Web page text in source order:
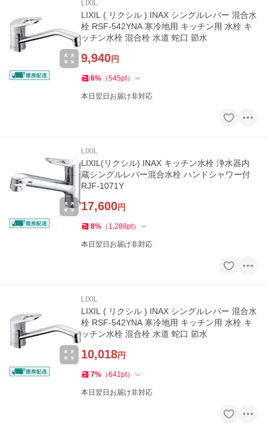
LIXIL
LIXIL ( リクシル ) INAX シングルレバー 混合水
栓 RSF-542YNA 寒冷地用 キッチン用 水栓 キ
ッチン水栓 混合栓 水道 蛇口 節水
9,940円
6% （545pt）
本日翌日お届け非対応
LIXIL
LIXIL(リクシル) INAX キッチン水栓 浄水器内
蔵シングルレバー混合水栓 ハンドシャワー付
RJF-1071Y
17,600円
8% （ 1,288pt）
本日翌日お届け非対応
LIXIL
LIXIL ( リクシル ) INAX シングルレバー 混合水
栓 RSF-542YNA 寒冷地用 キッチン用 水栓 キ
ッチン水栓 混合栓 水道 蛇口 節水
10,018円
7% （641pt）
本日翌日お届け非対応